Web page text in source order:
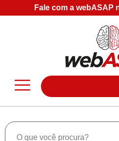
Fale com a webASAP